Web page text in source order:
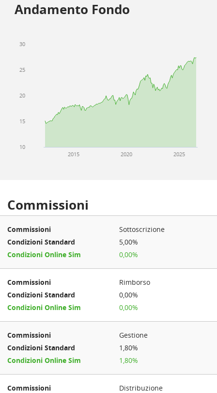
Andamento Fondo
2015 2020 2025
10
15
20
25
30
Commissioni
Sottoscrizione
5,00%
0,00%
Rimborso
0,00%
0,00%
Gestione
1,80%
1,80%
Distribuzione